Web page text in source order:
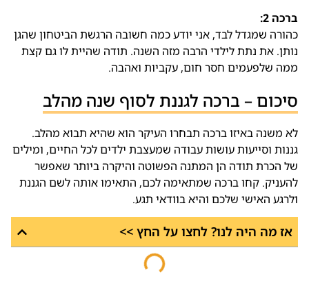
ברכה 2:
כהורה שמגדל לבד, אני יודע כמה חשובה הרגשת הביטחון שהגן
נותן. את נתת לילדי הרבה מזה השנה. תודה שהיית לו גם קצת
ממה שלפעמים חסר חום, עקביות ואהבה.
סיכום – ברכה לגננת לסוף שנה מהלב
לא משנה באיזו ברכה תבחרו העיקר הוא שהיא תבוא מהלב.
גננות וסייעות עושות עבודה שמעצבת ילדים לכל החיים, ומילים
של הכרת תודה הן המתנה הפשוטה והיקרה ביותר שאפשר
להעניק. קחו ברכה שמתאימה לכם, התאימו אותה לשם הגננת
ולרגע האישי שלכם והיא בוודאי תגע.
אז מה היה לנו? לחצו על החץ >>